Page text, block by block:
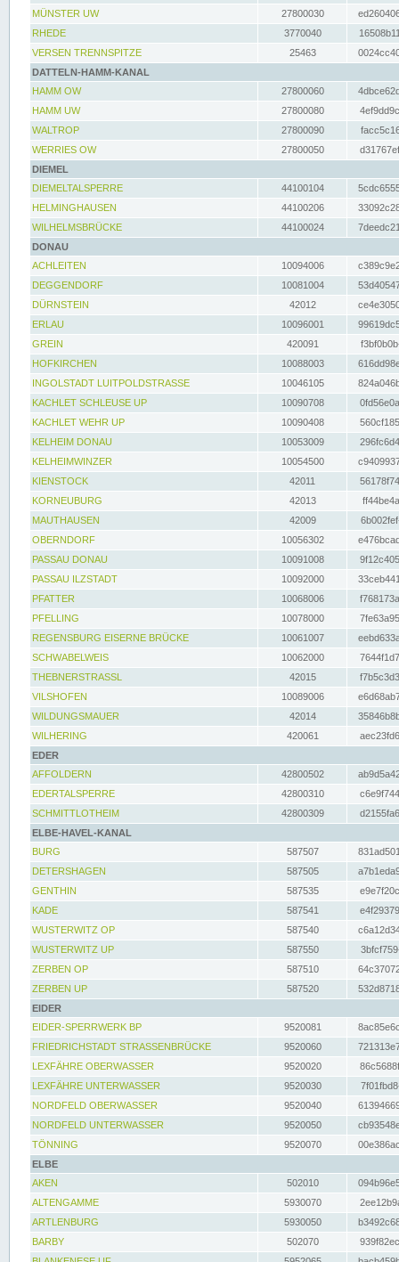
MÜNSTER UW
27800030
RHEDE
3770040
VERSEN TRENNSPITZE
25463
DATTELN-HAMM-KANAL
HAMM OW
27800060
HAMM UW
27800080
WALTROP
27800090
WERRIES OW
27800050
DIEMEL
DIEMELTALSPERRE
44100104
HELMINGHAUSEN
44100206
WILHELMSBRÜCKE
44100024
DONAU
ACHLEITEN
10094006
DEGGENDORF
10081004
DÜRNSTEIN
42012
ERLAU
10096001
GREIN
420091
HOFKIRCHEN
10088003
INGOLSTADT LUITPOLDSTRASSE
10046105
KACHLET SCHLEUSE UP
10090708
KACHLET WEHR UP
10090408
KELHEIM DONAU
10053009
KELHEIMWINZER
10054500
KIENSTOCK
42011
KORNEUBURG
42013
MAUTHAUSEN
42009
OBERNDORF
10056302
PASSAU DONAU
10091008
PASSAU ILZSTADT
10092000
PFATTER
10068006
PFELLING
10078000
REGENSBURG EISERNE BRÜCKE
10061007
SCHWABELWEIS
10062000
THEBNERSTRASSL
42015
VILSHOFEN
10089006
WILDUNGSMAUER
42014
WILHERING
420061
EDER
AFFOLDERN
42800502
EDERTALSPERRE
42800310
SCHMITTLOTHEIM
42800309
ELBE-HAVEL-KANAL
BURG
587507
DETERSHAGEN
587505
GENTHIN
587535
KADE
587541
WUSTERWITZ OP
587540
WUSTERWITZ UP
587550
ZERBEN OP
587510
ZERBEN UP
587520
EIDER
EIDER-SPERRWERK BP
9520081
FRIEDRICHSTADT STRASSENBRÜCKE
9520060
LEXFÄHRE OBERWASSER
9520020
LEXFÄHRE UNTERWASSER
9520030
NORDFELD OBERWASSER
9520040
NORDFELD UNTERWASSER
9520050
TÖNNING
9520070
ELBE
AKEN
502010
ALTENGAMME
5930070
ARTLENBURG
5930050
BARBY
502070